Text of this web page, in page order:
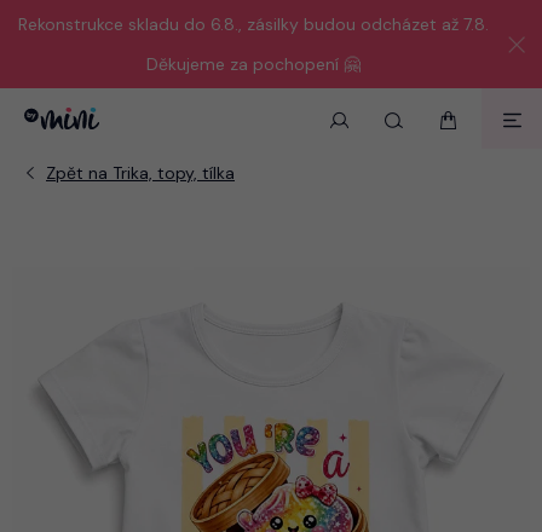
Rekonstrukce skladu do 6.8., zásilky budou odcházet až 7.8.
Děkujeme za pochopení 🤗